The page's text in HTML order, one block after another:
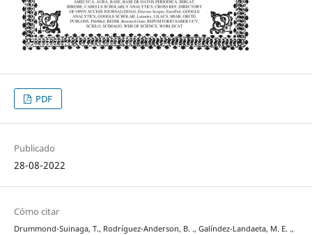
PDF
Publicado
28-08-2022
Cómo citar
Drummond-Suinaga, T., Rodríguez-Anderson, B. ., Galíndez-Landaeta, M. E. .,